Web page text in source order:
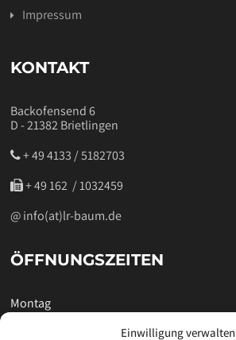
Einwilligung verwalten
Impressum
KONTAKT
Backofensend 6
D - 21382 Brietlingen
+ 49 4133 / 5182703
‭ + 49 162 / 1032459‬
@ info(at)lr-baum.de
ÖFFNUNGSZEITEN
Montag